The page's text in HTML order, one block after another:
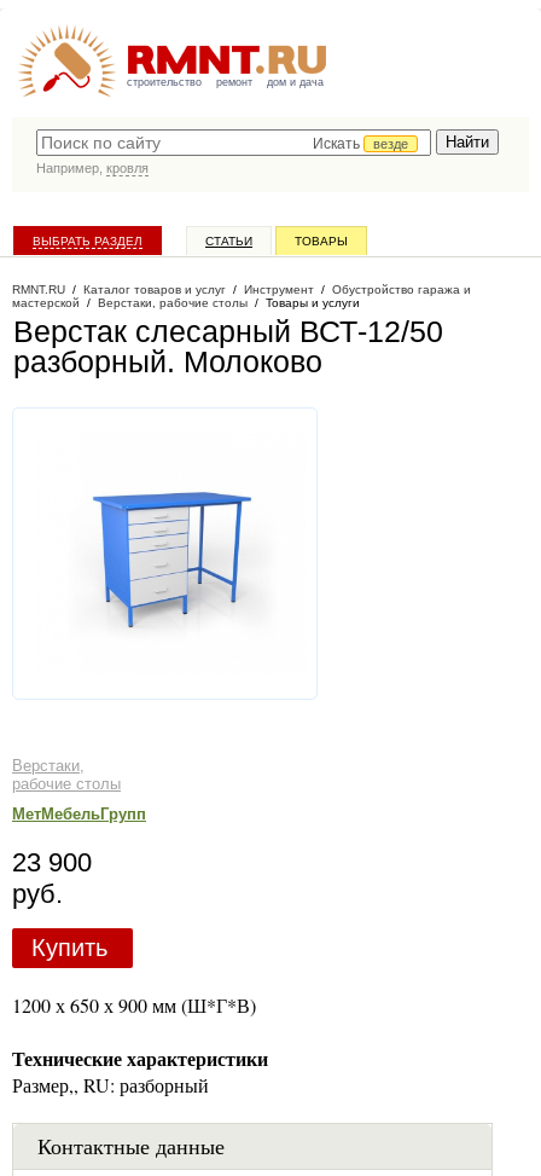
строительство ремонт дом и дача
Искать
везде
Например, кровля
ВЫБРАТЬ РАЗДЕЛ СТАТЬИ ТОВАРЫ
RMNT.RU / Каталог товаров и услуг / Инструмент / Обустройство гаража и
мастерской / Верстаки, рабочие столы / Товары и услуги
Верстак слесарный ВСТ-12/50
разборный. Молоково
Верстаки,
рабочие столы
МетМебельГрупп
23 900
руб.
Купить
1200 х 650 х 900 мм (Ш*Г*В)
Технические характеристики
Размер,, RU: разборный
Контактные данные